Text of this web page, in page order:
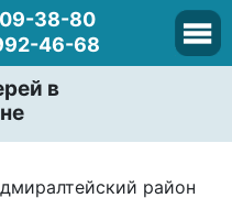
38-80
46-68
в
район